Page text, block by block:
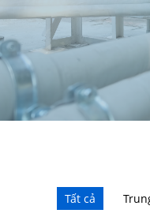
Tất cả